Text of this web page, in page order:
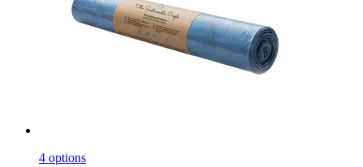
4 options